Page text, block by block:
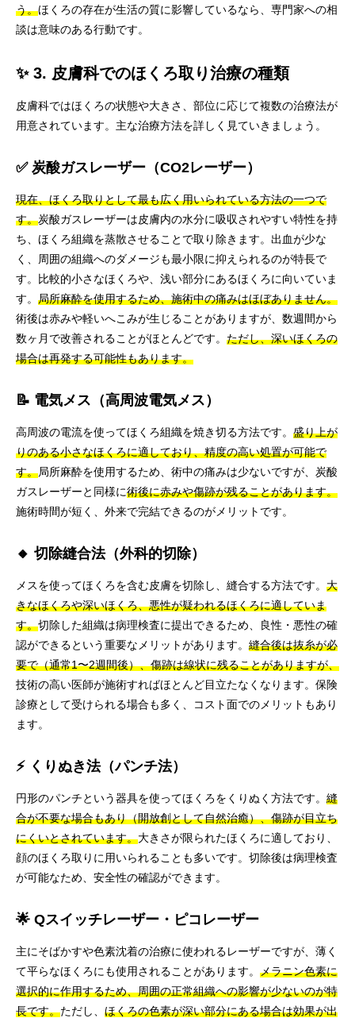
う。ほくろの存在が生活の質に影響しているなら、専門家への相
談は意味のある行動です。
✨ 3. 皮膚科でのほくろ取り治療の種類
皮膚科ではほくろの状態や大きさ、部位に応じて複数の治療法が
用意されています。主な治療方法を詳しく見ていきましょう。
✅ 炭酸ガスレーザー（CO2レーザー）
現在、ほくろ取りとして最も広く用いられている方法の一つで
す。炭酸ガスレーザーは皮膚内の水分に吸収されやすい特性を持
ち、ほくろ組織を蒸散させることで取り除きます。出血が少な
く、周囲の組織へのダメージも最小限に抑えられるのが特長で
す。比較的小さなほくろや、浅い部分にあるほくろに向いていま
す。 局所麻酔を使用するため、施術中の痛みはほぼありません。
術後は赤みや軽いへこみが生じることがありますが、数週間から
数ヶ月で改善されることがほとんどです。 ただし、深いほくろの
場合は再発する可能性もあります。
📝 電気メス（高周波電気メス）
高周波の電流を使ってほくろ組織を焼き切る方法です。 盛り上が
りのある小さなほくろに適しており、精度の高い処置が可能で
す。局所麻酔を使用するため、術中の痛みは少ないですが、炭酸
ガスレーザーと同様に術後に赤みや傷跡が残ることがあります。
施術時間が短く、外来で完結できるのがメリットです。
🔸 切除縫合法（外科的切除）
メスを使ってほくろを含む皮膚を切除し、縫合する方法です。 大
きなほくろや深いほくろ、悪性が疑われるほくろに適していま
す。切除した組織は病理検査に提出できるため、良性・悪性の確
認ができるという重要なメリットがあります。 縫合後は抜糸が必
要で（通常1〜2週間後）、傷跡は線状に残ることがありますが、
技術の高い医師が施術すればほとんど目立たなくなります。保険
診療として受けられる場合も多く、コスト面でのメリットもあり
ます。
⚡ くりぬき法（パンチ法）
円形のパンチという器具を使ってほくろをくりぬく方法です。 縫
合が不要な場合もあり（開放創として自然治癒）、傷跡が目立ち
にくいとされています。大きさが限られたほくろに適しており、
顔のほくろ取りに用いられることも多いです。切除後は病理検査
が可能なため、安全性の確認ができます。
🌟 Qスイッチレーザー・ピコレーザー
主にそばかすや色素沈着の治療に使われるレーザーですが、薄く
て平らなほくろにも使用されることがあります。 メラニン色素に
選択的に作用するため、周囲の正常組織への影響が少ないのが特
長です。ただし、 ほくろの色素が深い部分にある場合は効果が出